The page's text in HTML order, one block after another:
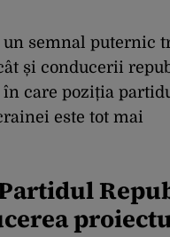
semnal puternic
și conducerii
care poziția
este tot mai